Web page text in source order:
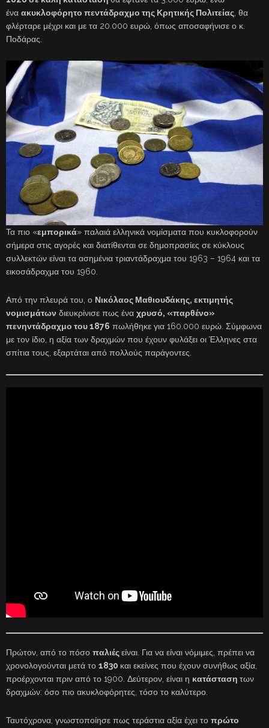
ένα ακυκλοφόρητο πεντάδραχμο της Κρητικής Πολιτείας , θα
φλέρταρε μέχρι και με τα 20.000 ευρώ, όπως αποσαφήνισε ο κ.
Ποδάρας.
Τα πιο «εμπορικά» παλαιά ελληνικά νομίσματα που κυκλοφορούν
σήμερα στις αγορές και διατίθενται σε δημοπρασίες σε κύκλους
συλλεκτών είναι τα ασημένια τριαντάδραχμα του 1963 – 1964 και τα
εικοσάδραχμα του 1960.
Από την πλευρά του, ο Νικόλαος Μαθιουδάκης, εκτιμητής
νομισμάτων διευκρίνισε πως ένα χρυσό, «παρθένο»
πενηντάδραχμο του 1876 πωλήθηκε για 160.000 ευρώ. Σύμφωνα
με τον ίδιο, η αξία των δραχμών που έχουν φυλάξει οι Έλληνες στα
σπίτια τους, εξαρτάται από πολλούς παράγοντες.
Πρώτον, από το πόσο παλιέςείναι. Για να είναι νόμιμες, πρέπει να
χρονολογούνται μετά το 1830 και εκείνες που έχουν συνήθως αξία,
προέρχονται πριν από το 1900. Δεύτερον, είναι η κατάσταση των
δραχμών: όσο πιο ακυκλοφόρητες, τόσο το καλύτερο.
Ταυτόχρονα, γνωστοποίησε πως τεράστια αξία έχει το πρώτο